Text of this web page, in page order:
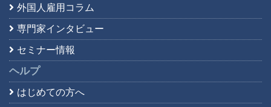
外国人雇用コラム
専門家インタビュー
セミナー情報
ヘルプ
はじめての方へ